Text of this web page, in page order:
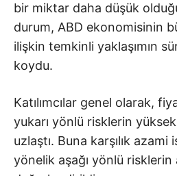
bir miktar daha düşük
durum, ABD ekonomisinin
ilişkin temkinli yaklaşımın
koydu.
Katılımcılar genel olarak,
yukarı yönlü risklerin
uzlaştı. Buna karşılık
yönelik aşağı yönlü risklerin